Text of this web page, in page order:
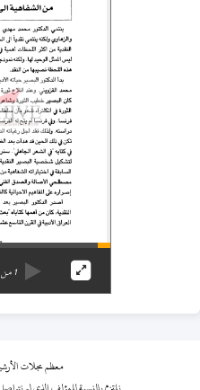
1
معظم مجلات